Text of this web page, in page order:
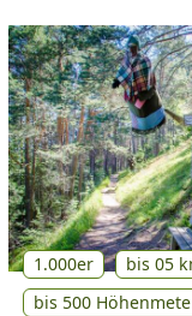
1.000er
bis 05
bis 500